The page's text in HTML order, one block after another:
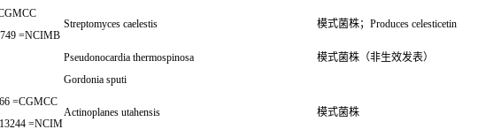
=NCIMB
Streptomyces caelestis 模式菌株；Produces celesticetin
Pseudonocardia thermospinosa
模式菌株（非生效发表）
Gordonia sputi
=CGMCC
=NCIM
Actinoplanes utahensis 模式菌株